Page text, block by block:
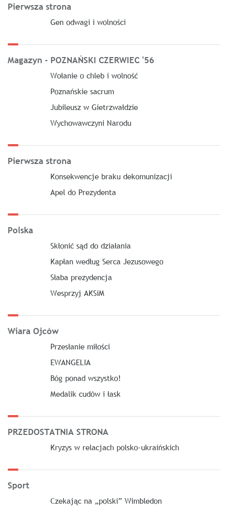
Pierwsza strona
Gen odwagi i wolności
Magazyn - POZNAŃSKI CZERWIEC '56
Wołanie o chleb i wolność
Poznańskie sacrum
Jubileusz w Gietrzwałdzie
Wychowawczyni Narodu
Pierwsza strona
Konsekwencje braku dekomunizacji
Apel do Prezydenta
Polska
Skłonić sąd do działania
Kapłan według Serca Jezusowego
Słaba prezydencja
Wesprzyj AKSiM
Wiara Ojców
Przesłanie miłości
EWANGELIA
Bóg ponad wszystko!
Medalik cudów i łask
PRZEDOSTATNIA STRONA
Kryzys w relacjach polsko-ukraińskich
Sport
Czekając na „polski” Wimbledon